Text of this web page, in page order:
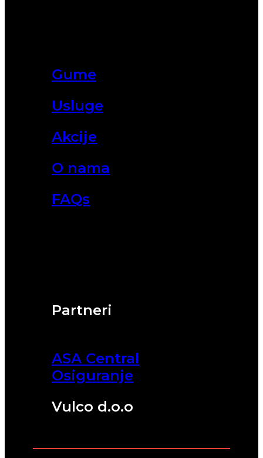
Partneri
ASA Central
Osiguranje
Vulco d.o.o
Gume
Usluge
Akcije
O nama
FAQs